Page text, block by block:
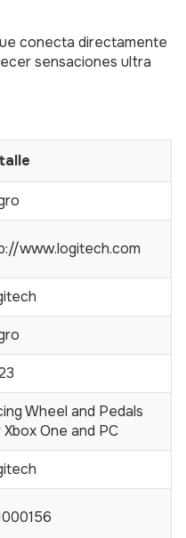
conecta directamente
sensaciones ultra
www.logitech.com
Wheel and Pedals
Xbox One and PC